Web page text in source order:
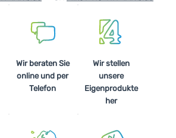
Wir beraten Sie
online und per
Telefon
Wir stellen
unsere
Eigenprodukte
her